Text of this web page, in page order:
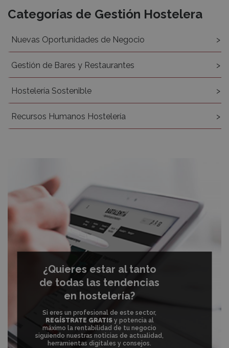
Recursos
Categorías de Gestión Hostelera
Nuevas Oportunidades de Negocio
Gestión de Bares y Restaurantes
Hostelería Sostenible
Recursos Humanos Hostelería
¿Quieres estar al tanto
de todas las tendencias
en hostelería?
Si eres un profesional de este sector,
REGÍSTRATE GRATISy potencia al
máximo la rentabilidad de tu negocio
siguiendo nuestras noticias de actualidad,
herramientas digitales y consejos.